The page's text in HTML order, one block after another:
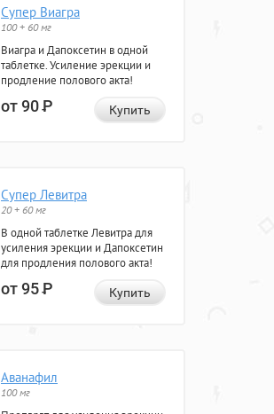
Супер Виагра
100 + 60 мг
Виагра и Дапоксетин в одной
таблетке. Усиление эрекции и
продление полового акта!
от 90Р Купить
Супер Левитра
20 + 60 мг
В одной таблетке Левитра для
усиления эрекции и Дапоксетин
для продления полового акта!
от 95Р Купить
Аванафил
100 мг